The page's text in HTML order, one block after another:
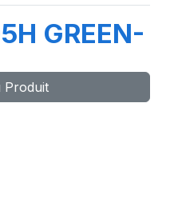
GREEN-
Produit